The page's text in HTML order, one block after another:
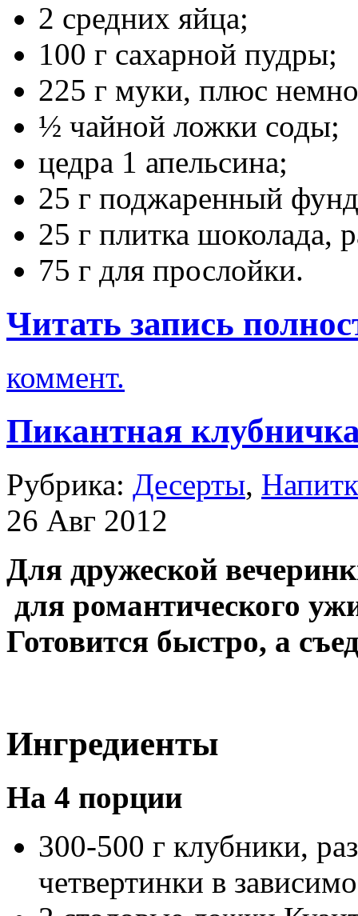
2 средних яйца;
100 г сахарной пудры;
225 г муки, плюс
½ чайной ложки соды;
цедра 1 апельсина;
25 г поджаренный
25 г плитка шоколада,
75 г для прослойки.
Читать запись
коммент.
Пикантная
Рубрика: Десерты,
26 Авг 2012
Для дружеской
для романтического
Готовится быстро, а
Ингредиенты
На 4 порции
300-500 г клубники,
четвертинки в